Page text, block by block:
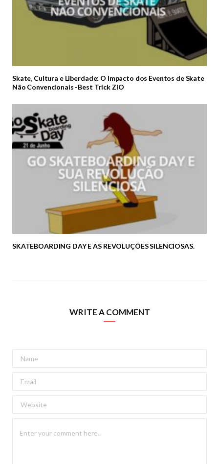
Skate, Cultura e Liberdade: O Impacto dos Eventos de Skate
Não Convencionais -Best Trick ZIO
SKATEBOARDING DAY E AS REVOLUÇÕES SILENCIOSAS.
WRITE A COMMENT